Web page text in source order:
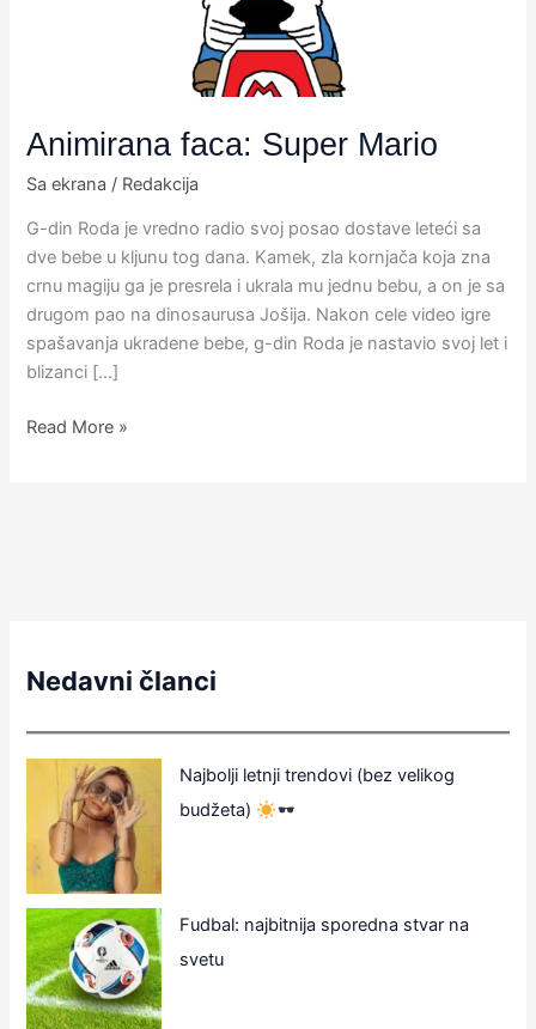
Animirana faca: Super Mario
Sa ekrana / Redakcija
G-din Roda je vredno radio svoj posao dostave leteći sa
dve bebe u kljunu tog dana. Kamek, zla kornjača koja zna
crnu magiju ga je presrela i ukrala mu jednu bebu, a on je sa
drugom pao na dinosaurusa Jošija. Nakon cele video igre
spašavanja ukradene bebe, g-din Roda je nastavio svoj let i
blizanci […]
Read More »
Nedavni članci
Najbolji letnji trendovi (bez velikog
budžeta)
Fudbal: najbitnija sporedna stvar na
svetu